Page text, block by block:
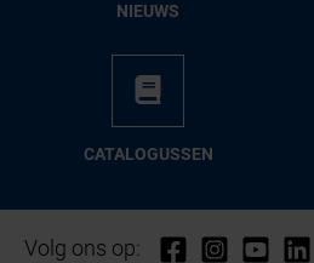
NIEUWS
CA­TA­LO­GUS­SEN
Volg ons op: